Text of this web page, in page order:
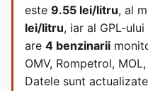
este 9.55 lei/litru, al
lei/litru, iar al GPL-
are 4 benzinarii
OMV, Rompetrol,
Datele sunt